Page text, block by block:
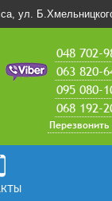
ул.
048 702-
063 820-
095 080-
068 192-
Перезвонить